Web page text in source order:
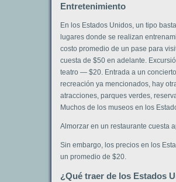
Entretenimiento
En los Estados Unidos, un tipo
lugares donde se realizan
costo promedio de un pase para
cuesta de $50 en adelante.
teatro — $20. Entrada a un
recreación ya mencionados, hay
atracciones, parques verdes,
Muchos de los museos en los
Almorzar en un restaurante cuesta
Sin embargo, los precios en los
un promedio de $20.
¿Qué traer de los Estados